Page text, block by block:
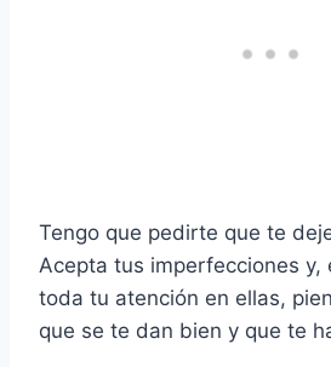
Tengo que pedirte que te
Acepta tus imperfecciones y,
toda tu atención en ellas,
que se te dan bien y que te